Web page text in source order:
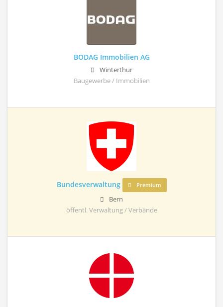
BODAG Immobilien AG
Winterthur
Baugewerbe / Immobilien
Bundesverwaltung Premium
Bern
öffentl. Verwaltung / Verbände